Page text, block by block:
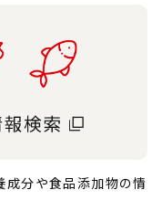
分や食品添加物の情